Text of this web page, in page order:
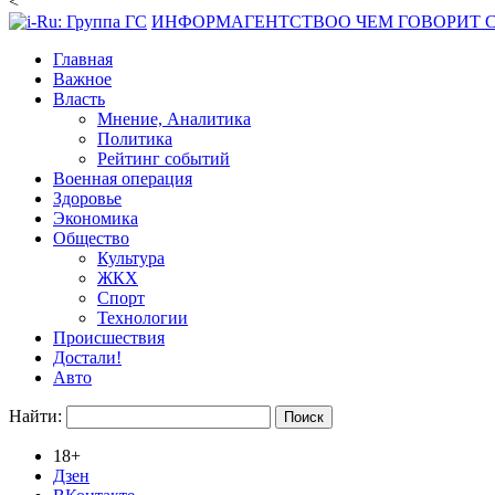
ИНФОРМАГЕНТСТВОО ЧЕМ ГОВОРИТ
Главная
Важное
Власть
Мнение, Аналитика
Политика
Рейтинг событий
Военная операция
Здоровье
Экономика
Общество
Культура
ЖКХ
Спорт
Технологии
Происшествия
Достали!
Авто
Найти:
18+
Дзен